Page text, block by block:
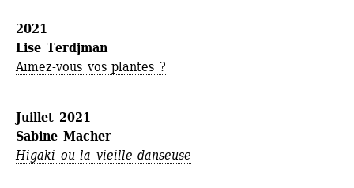
2021
Lise Terdjman
Aimez-vous vos plantes ?
Juillet 2021
Sabine Macher
Higaki ou la vieille danseuse